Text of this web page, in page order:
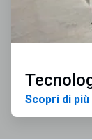
Scopri di più